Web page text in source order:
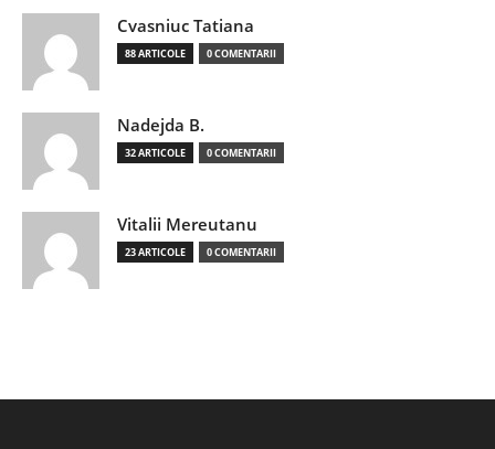
Cvasniuc Tatiana
88 ARTICOLE 0 COMENTARII
Nadejda B.
32 ARTICOLE 0 COMENTARII
Vitalii Mereutanu
23 ARTICOLE 0 COMENTARII